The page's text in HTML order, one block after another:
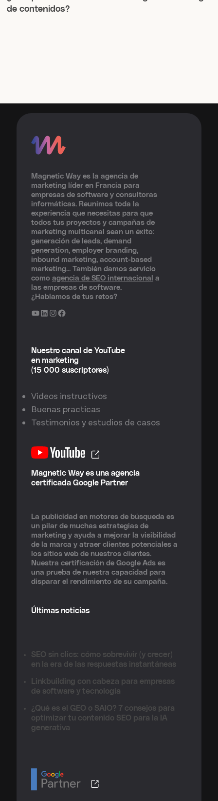
de contenidos?
Magnetic Way es la agencia de
marketing líder en Francia para
empresas de software y consultoras
informáticas. Reunimos toda la
experiencia que necesitas para que
todos tus proyectos y campañas de
marketing multicanal sean un éxito:
generación de leads, demand
generation, employer branding,
inbound marketing, account-based
marketing... También damos servicio
como agencia de SEO internacional a
las empresas de software.
¿Hablamos de tus retos?
YouTube LinkedIn InstagramFacebook
Nuestro canal de YouTube
en marketing
(15 000 suscriptores)
Vídeos instructivos
Buenas practicas
Testimonios y estudios de casos
Magnetic Way es una agencia
certificada Google Partner
La publicidad en motores de búsqueda es
un pilar de muchas estrategias de
marketing y ayuda a mejorar la visibilidad
de la marca y atraer clientes potenciales a
los sitios web de nuestros clientes.
Nuestra certificación de Google Ads es
una prueba de nuestra capacidad para
disparar el rendimiento de su campaña.
Últimas noticias
SEO sin clics: cómo sobrevivir (y crecer)
en la era de las respuestas instantáneas
Linkbuilding con cabeza para empresas
de software y tecnología
¿Qué es el GEO o SAIO? 7 consejos para
optimizar tu contenido SEO para la IA
generativa